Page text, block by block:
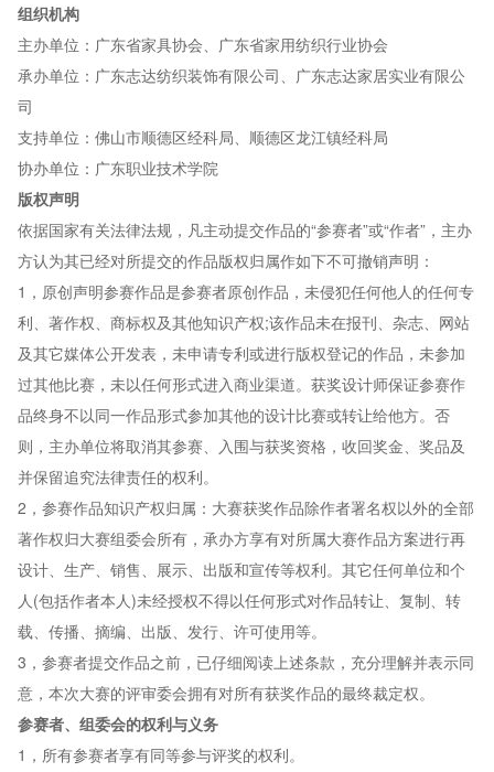
组织机构
主办单位：广东省家具协会、广东省家用纺织行业协会
承办单位：广东志达纺织装饰有限公司、广东志达家居实业有限公
司
支持单位：佛山市顺德区经科局、顺德区龙江镇经科局
协办单位：广东职业技术学院
版权声明
依据国家有关法律法规，凡主动提交作品的“参赛者”或“作者”，主办
方认为其已经对所提交的作品版权归属作如下不可撤销声明：
1，原创声明参赛作品是参赛者原创作品，未侵犯任何他人的任何专
利、著作权、商标权及其他知识产权;该作品未在报刊、杂志、网站
及其它媒体公开发表，未申请专利或进行版权登记的作品，未参加
过其他比赛，未以任何形式进入商业渠道。获奖设计师保证参赛作
品终身不以同一作品形式参加其他的设计比赛或转让给他方。否
则，主办单位将取消其参赛、入围与获奖资格，收回奖金、奖品及
并保留追究法律责任的权利。
2，参赛作品知识产权归属：大赛获奖作品除作者署名权以外的全部
著作权归大赛组委会所有，承办方享有对所属大赛作品方案进行再
设计、生产、销售、展示、出版和宣传等权利。其它任何单位和个
人(包括作者本人)未经授权不得以任何形式对作品转让、复制、转
载、传播、摘编、出版、发行、许可使用等。
3，参赛者提交作品之前，已仔细阅读上述条款，充分理解并表示同
意，本次大赛的评审委会拥有对所有获奖作品的最终裁定权。
参赛者、组委会的权利与义务
1，所有参赛者享有同等参与评奖的权利。